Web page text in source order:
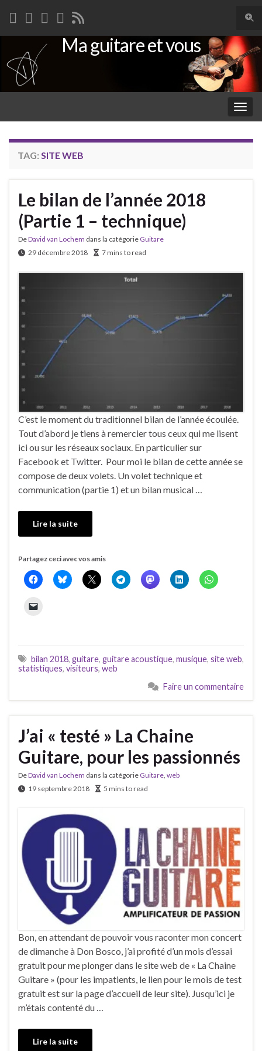
Search for:
Ma guitare et vous
TAG: SITE WEB
Le bilan de l’année 2018
(Partie 1 – technique)
DeDavid van Lochem dans la catégorie Guitare
29 décembre 2018
7 mins to read
C’est le moment du traditionnel bilan de l’année écoulée.
Tout d’abord je tiens à remercier tous ceux qui me lisent
ici ou sur les réseaux sociaux. En particulier sur
Facebook et Twitter. Pour moi le bilan de cette année se
compose de deux volets. Un volet technique et
communication (partie 1) et un bilan musical …
Lire la suite
Partagez ceci avec vos amis
bilan 2018, guitare, guitare acoustique, musique, site web,
statistiques, visiteurs, web
Faire un commentaire
J’ai « testé » La Chaine
Guitare, pour les passionnés
DeDavid van Lochem dans la catégorie Guitare web
19 septembre 2018
5 mins to read
Bon, en attendant de pouvoir vous raconter mon concert
de dimanche à Don Bosco, j’ai profité d’un mois d’essai
gratuit pour me plonger dans le site web de « La Chaine
Guitare » (pour les impatients, le lien pour le mois de test
gratuit est sur la page d’accueil de leur site). Jusqu’ici je
m’étais contenté du …
Lire la suite